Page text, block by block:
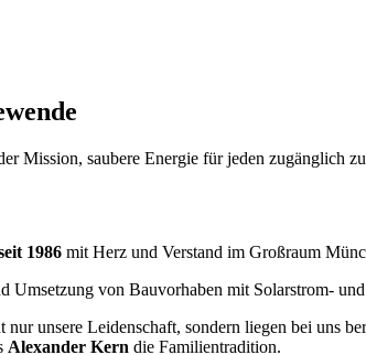
Mission, saubere Energie für jeden zugänglich
1986 mit Herz und Verstand im Großraum
Umsetzung von Bauvorhaben mit Solarstrom-
unsere Leidenschaft, sondern liegen bei uns
Alexander Kern die Familientradition.